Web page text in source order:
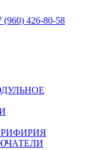
(960) 426-80-58